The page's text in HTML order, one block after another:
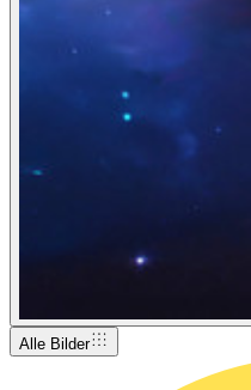
Alle Bilder